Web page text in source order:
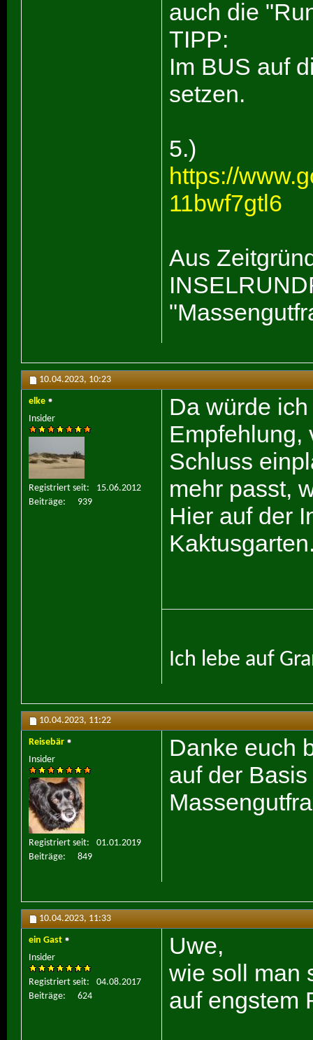
auch die
TIPP:
Im BUS auf
setzen.
5.)
https://
11bwf7gtl6
Aus
10.04.2023, 10:23
elke
Insider
Registriert seit
15.06.2012
Beiträge
939
Da würde
Empfehlung,
Schluss
mehr passt,
Hier auf der
Ich lebe auf
10.04.2023, 11:22
Reisebär
Insider
Registriert seit
01.01.2019
Beiträge
849
Danke euch
auf der
10.04.2023, 11:33
ein Gast
Insider
Registriert seit
04.08.2017
Beiträge
624
Uwe,
wie soll man
auf engstem